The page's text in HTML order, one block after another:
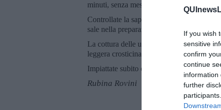
If you wish
sensitive
confirm
continue
information
further
minuti, senza mescolare.
Controllate la sapidità, perché talvolta il
sale nella preparazione.
La cottura delle uova è a gusto
leggera crosticina intorno alle patate e al
Impiattate subito e servire con le olive a
Rubina Rovini